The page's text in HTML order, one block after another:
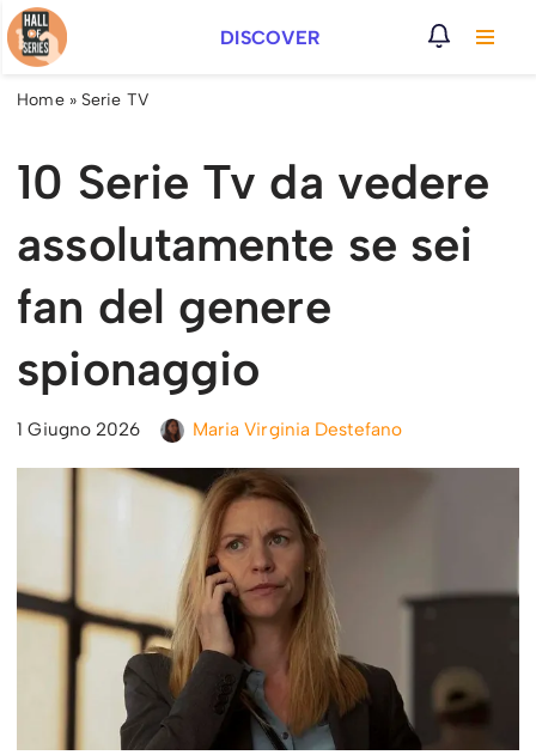
Vai
al
DISCOVER
Home» Serie TV
10 Serie Tv da vedere
assolutamente se sei
fan del genere
spionaggio
1 Giugno 2026 Maria Virginia Destefano